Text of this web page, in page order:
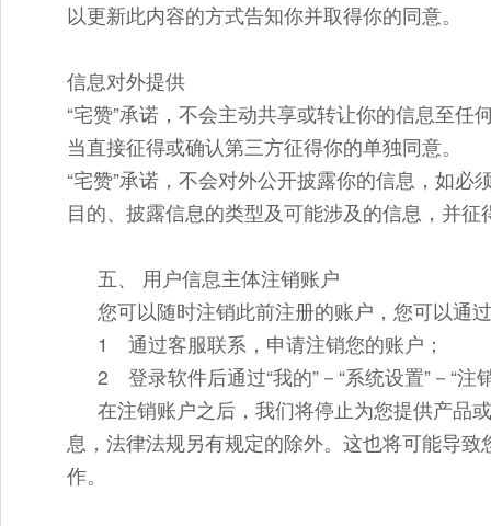
以更新此内容的方式告知你并取得你的同意。
信息对外提供
“宅赞”承诺，不会主动共享或转让你的信息至
当直接征得或确认第三方征得你的单独同意。
“宅赞”承诺，不会对外公开披露你的信息，如
目的、披露信息的类型及可能涉及的信息，并征
五、 用户信息主体注销账户
您可以随时注销此前注册的账户，您可以通
1 通过客服联系，申请注销您的账户；
2 登录软件后通过“我的”－“系统设置”－“注
在注销账户之后，我们将停止为您提供产品
息，法律法规另有规定的除外。这也将可能导
作。